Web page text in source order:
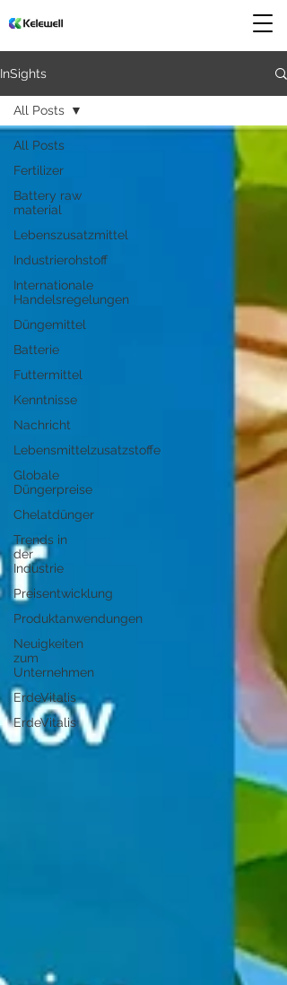
InSights
All Posts
Fertilizer
Battery raw
material
Lebenszusatzmittel
Industrierohstoff
Internationale
Handelsregelungen
Düngemittel
Batterie
Futtermittel
Kenntnisse
Nachricht
Lebensmittelzusatzstoffe
Globale
Düngerpreise
Chelatdünger
Trends in
der
Industrie
Preisentwicklung
Produktanwendungen
Neuigkeiten
zum
Unternehmen
ErdeVitalis
ErdeVitalis
All Posts